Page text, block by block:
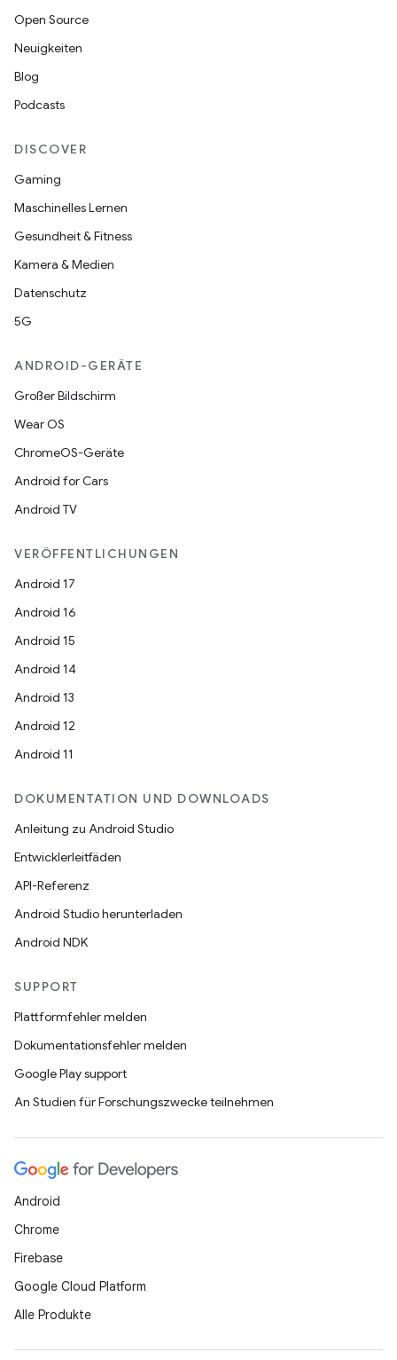
Open Source
Neuigkeiten
Blog
Podcasts
DISCOVER
Gaming
Maschinelles Lernen
Gesundheit & Fitness
Kamera & Medien
Datenschutz
5G
ANDROID-GERÄTE
Großer Bildschirm
Wear OS
ChromeOS-Geräte
Android for Cars
Android TV
VERÖFFENTLICHUNGEN
Android 17
Android 16
Android 15
Android 14
Android 13
Android 12
Android 11
DOKUMENTATION UND DOWNLOADS
Anleitung zu Android Studio
Entwicklerleitfäden
API-Referenz
Android Studio herunterladen
Android NDK
SUPPORT
Plattformfehler melden
Dokumentationsfehler melden
Google Play support
An Studien für Forschungszwecke teilnehmen
Android
Chrome
Firebase
Google Cloud Platform
Alle Produkte